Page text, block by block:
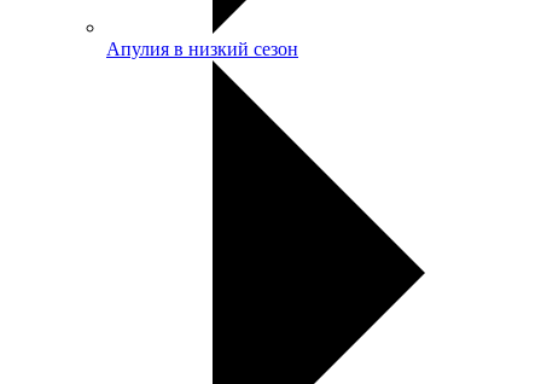
Апулия в низкий сезон